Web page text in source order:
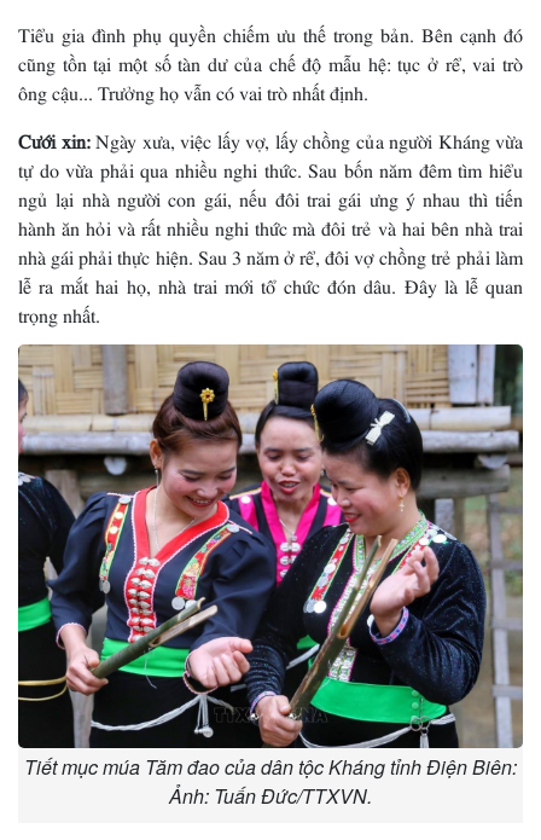
Tiểu gia đình phụ quyền chiếm ưu thế trong bản. Bên cạnh đó
cũng tồn tại một số tàn dư của chế độ mẫu hệ: tục ở rể, vai trò
ông cậu... Trưởng họ vẫn có vai trò nhất định.
Cưới xin:Ngày xưa, việc lấy vợ, lấy chồng của người Kháng vừa
tự do vừa phải qua nhiều nghi thức. Sau bốn năm đêm tìm hiểu
ngủ lại nhà người con gái, nếu đôi trai gái ưng ý nhau thì tiến
hành ăn hỏi và rất nhiều nghi thức mà đôi trẻ và hai bên nhà trai
nhà gái phải thực hiện. Sau 3 năm ở rể, đôi vợ chồng trẻ phải làm
lễ ra mắt hai họ, nhà trai mới tổ chức đón dâu. Ðây là lễ quan
trọng nhất.
Tiết mục múa Tăm đao của dân tộc Kháng tỉnh Điện Biên:
Ảnh: Tuấn Đức/TTXVN.